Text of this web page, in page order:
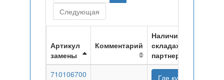
Следующая
Артикул
замены
Комментарий
Наличие на
складах
партнеров
710106700
Где купить